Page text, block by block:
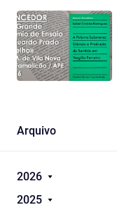
Arquivo
2026
2025